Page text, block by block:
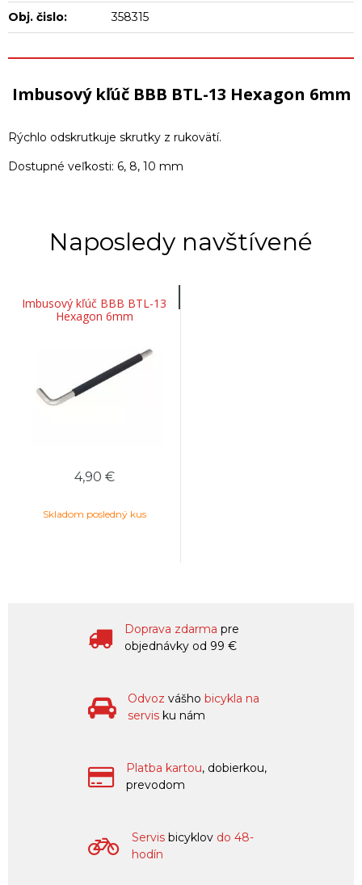
Obj. čislo: 358315
Imbusový kľúč BBB BTL-13 Hexagon 6mm
Rýchlo odskrutkuje skrutky z rukovätí.
Dostupné veľkosti: 6, 8, 10 mm
Naposledy navštívené
Imbusový kľúč BBB BTL-13
Hexagon 6mm
4,90 €
Skladom posledný kus
Doprava zdarma pre
objednávky od 99 €
Odvoz vášho bicykla na
servis ku nám
Platba kartou, dobierkou,
prevodom
Servis bicyklov do 48-
hodín